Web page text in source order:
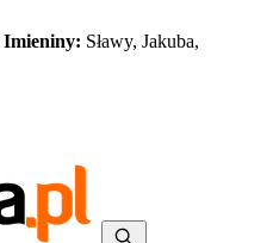
Imieniny: Sławy, Jakuba,